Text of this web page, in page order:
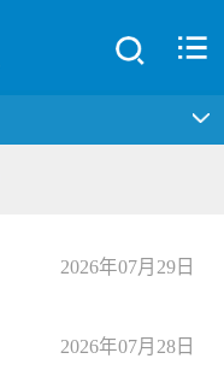
2026年07月29日
2026年07月28日